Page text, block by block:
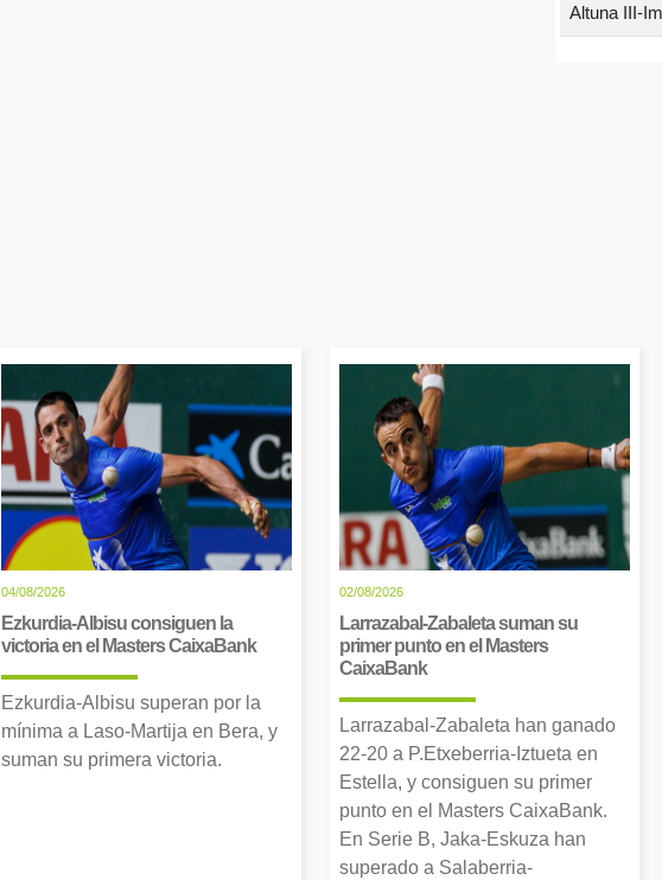
Altuna III-
04/08/2026
Ezkurdia-Albisu consiguen la
victoria en el Masters CaixaBank
Ezkurdia-Albisu superan por la
mínima a Laso-Martija en Bera, y
suman su primera victoria.
02/08/2026
Larrazabal-Zabaleta suman su
primer punto en el Masters
CaixaBank
Larrazabal-Zabaleta han ganado
22-20 a P.Etxeberria-Iztueta en
Estella, y consiguen su primer
punto en el Masters CaixaBank.
En Serie B, Jaka-Eskuza han
superado a Salaberria-